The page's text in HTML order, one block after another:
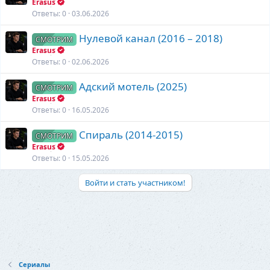
Erasus
Ответы 0 03.06.2026
СМОТРИМ Нулевой канал (2016 – 2018)
Erasus
Ответы 0 02.06.2026
СМОТРИМ Адский мотель (2025)
Erasus
Ответы 0 16.05.2026
СМОТРИМ Спираль (2014-2015)
Erasus
Ответы 0 15.05.2026
Войти и стать участником!
Сериалы